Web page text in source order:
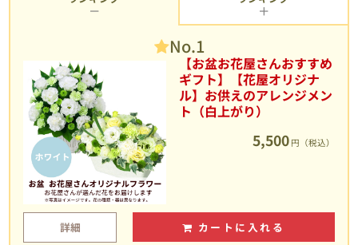
No.1
【お盆お花屋さんおすすめ
ギフト】【花屋オリジナ
ル】お供えのアレンジメン
ト（白上がり）
5,500 円（税込）
詳細 カートに入れる